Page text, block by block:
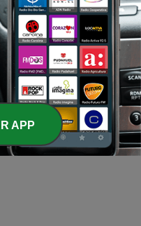
equipo
electrica
APP